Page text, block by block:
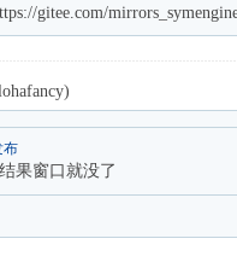
gitee.com/
布
果窗口就没了